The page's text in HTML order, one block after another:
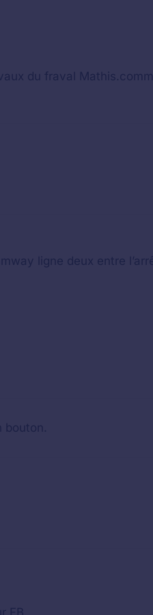
du fraval
ligne deux entre
bouton.
FB.